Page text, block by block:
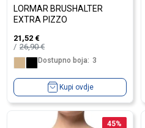
LORMAR BRUSHALTER
EXTRA PIZZO
21,52 €
26,90€
Dostupno boja: 3
Kupi ovdje
45%